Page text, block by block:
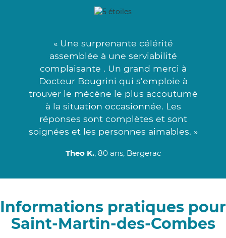
« Une surprenante célérité
assemblée à une serviabilité
complaisante . Un grand merci à
Docteur Bougrini qui s'emploie à
trouver le mécène le plus accoutumé
à la situation occasionnée. Les
réponses sont complètes et sont
soignées et les personnes aimables. »
Theo K., 80 ans, Bergerac
Informations pratiques pour
Saint-Martin-des-Combes